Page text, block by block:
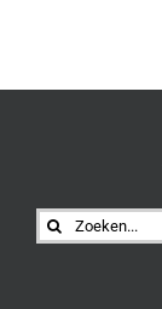
Zoeken
naar: